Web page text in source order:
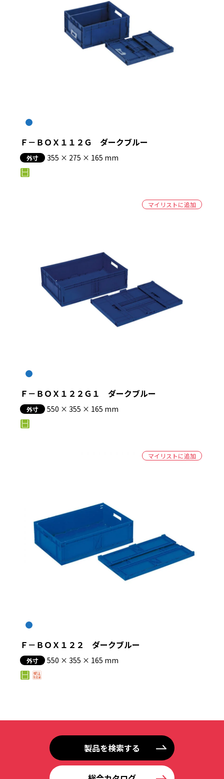
Ｆ－ＢＯＸ１１２Ｇ ダークブルー
外寸 355 × 275 × 165 mm
マイリストに追加
Ｆ－ＢＯＸ１２２Ｇ１ ダークブルー
外寸 550 × 355 × 165 mm
マイリストに追加
Ｆ－ＢＯＸ１２２ ダークブルー
外寸 550 × 355 × 165 mm
製品を検索する